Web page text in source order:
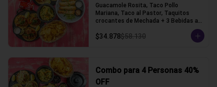
Guacamole Rosita, Taco Pollo
Mariana, Taco al Pastor, Taquitos
crocantes de Mechada + 3 Bebidas a
elección (Tacos con tortilla de trigo)
$34.878$58.130
Combo para 4 Personas 40%
OFF